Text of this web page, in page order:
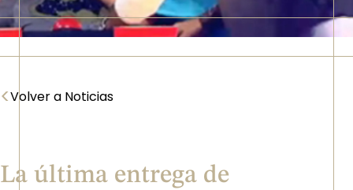
<Volver a Noticias
La última entrega de